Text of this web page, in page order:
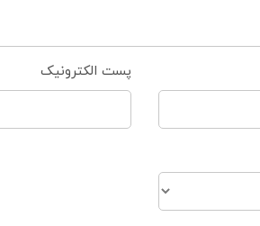
پست الکترونیک